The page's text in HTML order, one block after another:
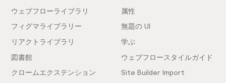
ウェブフローライブラリ
フィグマライブラリー
リアクトライブラリ
図書館
クロームエクステンション
属性
無題の UI
学ぶ
ウェブフロースタイルガイド
Site Builder Import